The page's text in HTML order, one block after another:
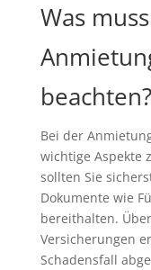
Was
beachten?
Bei der
wichtige Aspekte
sollten Sie
Dokumente wie
bereithalten.
Versicherungen
Schadensfall